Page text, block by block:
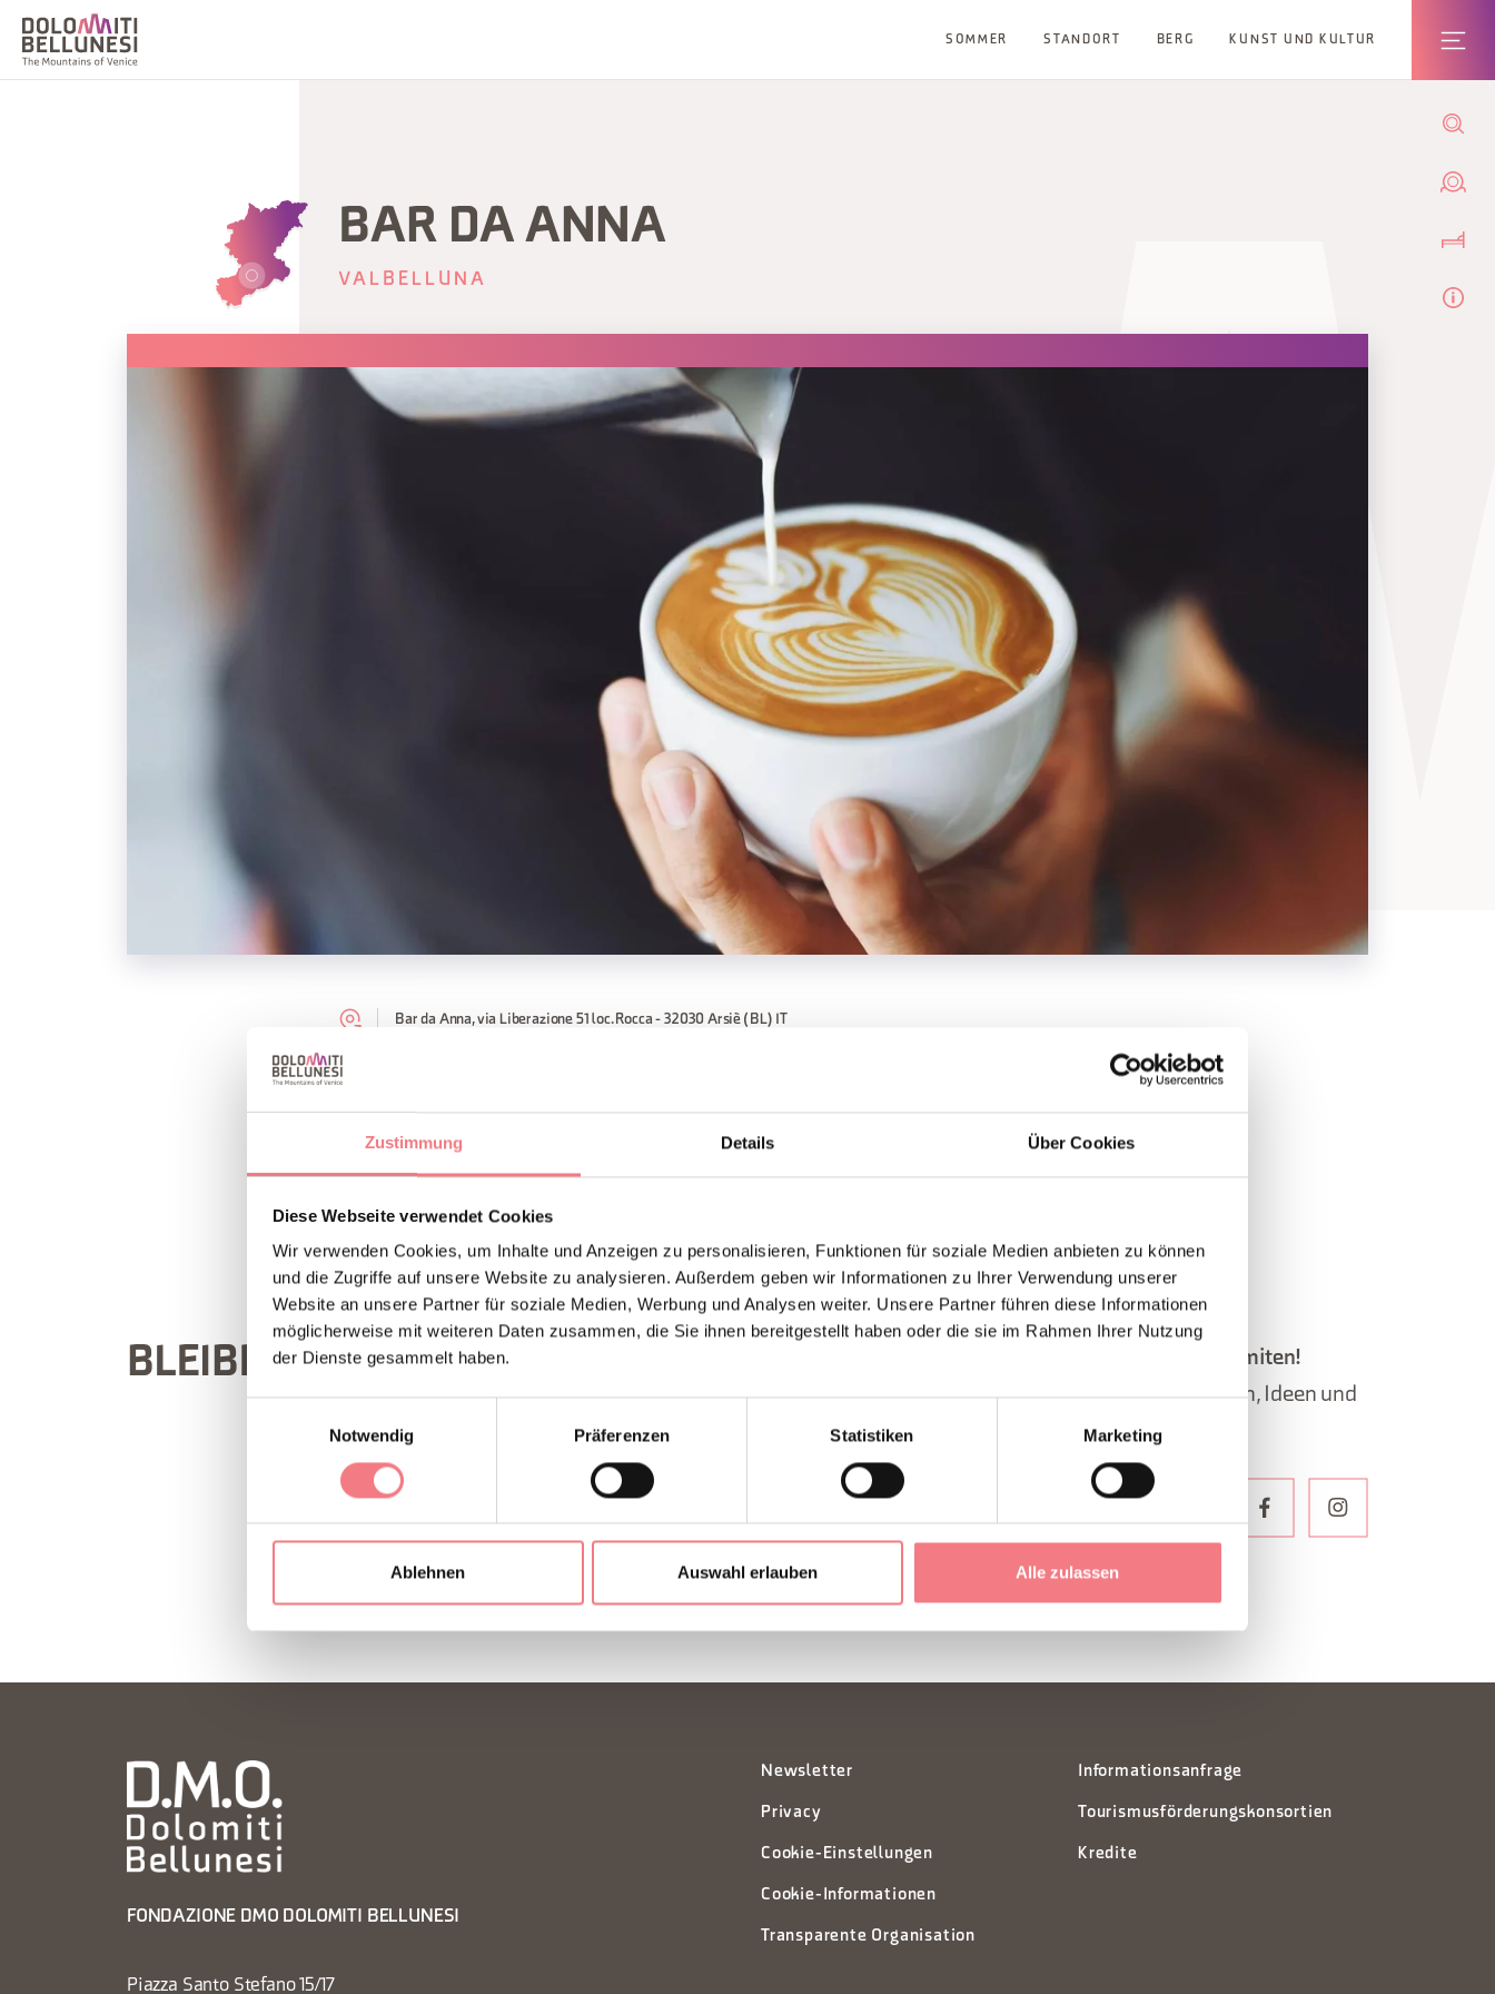
Zustimmung Details Über Cookies
Diese Webseite verwendet Cookies
Wir verwenden Cookies, um Inhalte und Anzeigen zu personalisieren, Funktionen für soziale Medien anbieten zu können
und die Zugriffe auf unsere Website zu analysieren. Außerdem geben wir Informationen zu Ihrer Verwendung unserer
Website an unsere Partner für soziale Medien, Werbung und Analysen weiter. Unsere Partner führen diese Informationen
möglicherweise mit weiteren Daten zusammen, die Sie ihnen bereitgestellt haben oder die sie im Rahmen Ihrer Nutzung
der Dienste gesammelt haben.
Notwendig
Präferenzen Statistiken Marketing
Ablehnen Auswahl erlauben Alle zulassen
SOMMER STANDORT BERG KUNST UND KULTUR
BAR DA ANNA
VALBELLUNA
Bar da Anna, via Liberazione 51 loc. Rocca - 32030 Arsiè (BL) IT
INFORMATIONEN ANFORDERN
BLEIBEN SIE IN KONTAKT
Abonnieren Sie den Newsletter der Belluneser Dolomiten!
Sie erhalten Nachrichten, Informationen, Reiserouten, Ideen und
Tipps für Ihren Urlaub zu jeder Jahreszeit.
FONDAZIONE DMO DOLOMITI BELLUNESI
Piazza Santo Stefano 15/17
Newsletter
Privacy
Cookie-Einstellungen
Cookie-Informationen
Transparente Organisation
Informationsanfrage
Tourismusförderungskonsortien
Kredite